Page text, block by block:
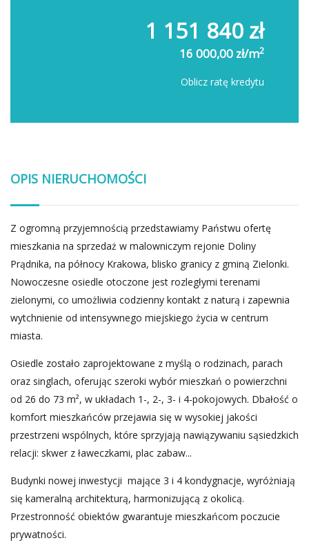
1 151 840 zł
16 000,00 zł/m2
Oblicz ratę kredytu
OPIS NIERUCHOMOŚCI
Z ogromną przyjemnością przedstawiamy Państwu ofertę
mieszkania na sprzedaż w malowniczym rejonie Doliny
Prądnika, na północy Krakowa, blisko granicy z gminą Zielonki.
Nowoczesne osiedle otoczone jest rozległymi terenami
zielonymi, co umożliwia codzienny kontakt z naturą i zapewnia
wytchnienie od intensywnego miejskiego życia w centrum
miasta.
Osiedle zostało zaprojektowane z myślą o rodzinach, parach
oraz singlach, oferując szeroki wybór mieszkań o powierzchni
od 26 do 73 m², w układach 1-, 2-, 3- i 4-pokojowych. Dbałość o
komfort mieszkańców przejawia się w wysokiej jakości
przestrzeni wspólnych, które sprzyjają nawiązywaniu sąsiedzkich
relacji: skwer z ławeczkami, plac zabaw...
Budynki nowej inwestycji mające 3 i 4 kondygnacje, wyróżniają
się kameralną architekturą, harmonizującą z okolicą.
Przestronność obiektów gwarantuje mieszkańcom poczucie
prywatności.